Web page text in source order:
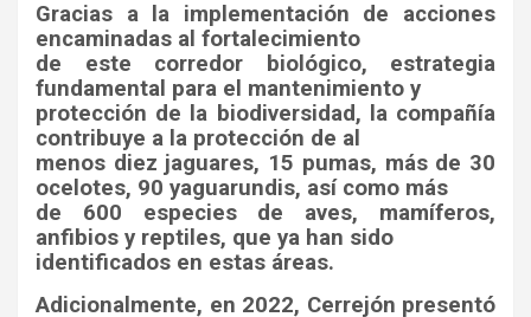
Gracias a la implementación de acciones
encaminadas al fortalecimiento
de este corredor biológico, estrategia
fundamental para el mantenimiento y
protección de la biodiversidad, la compañía
contribuye a la protección de al
menos diez jaguares, 15 pumas, más de 30
ocelotes, 90 yaguarundis, así como más
de 600 especies de aves, mamíferos,
anfibios y reptiles, que ya han sido
identificados en estas áreas.
Adicionalmente, en 2022, Cerrejón presentó